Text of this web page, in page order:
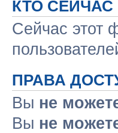
КТО
Сейчас этот
ПРАВА
Вы не
Вы не